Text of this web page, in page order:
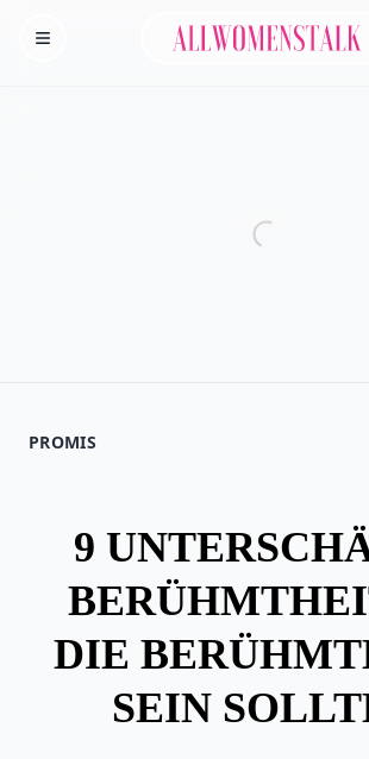
Homepage
Allwomenstalk
PROMIS
9
DIE
SEIN